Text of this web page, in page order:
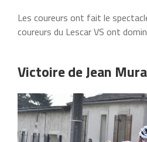
Les coureurs ont fait le
coureurs du Lescar VS ont
Victoire de Jean